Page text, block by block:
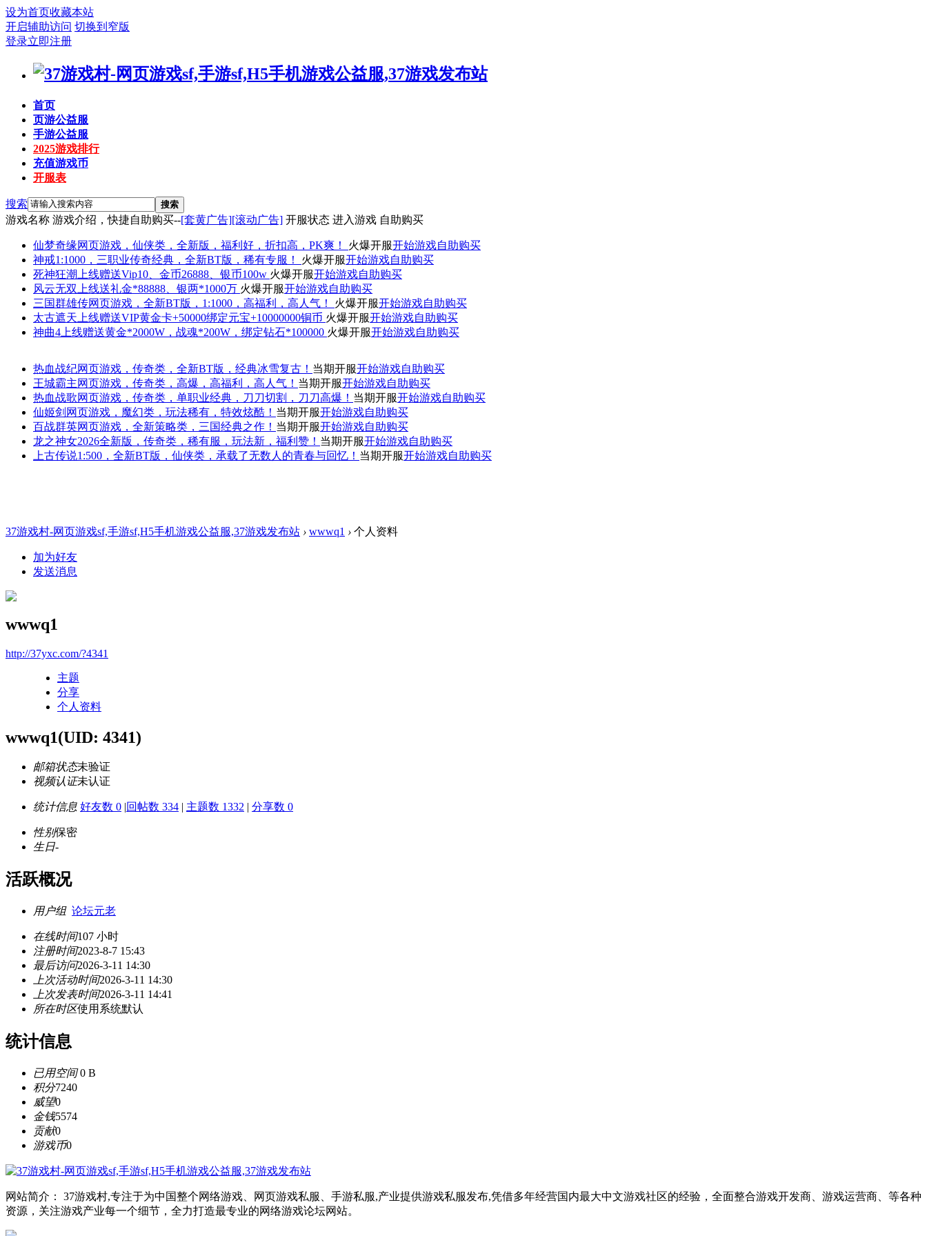
设为首页收藏本站
开启辅助访问 切换到窄版
登录立即注册
首页
页游公益服
手游公益服
2025游戏排行
充值游戏币
开服表
搜索 搜索
游戏名称 游戏介绍，快捷自助购买--[套黄广告][滚动广告] 开服状态 进入游戏 自助购买
仙梦奇缘网页游戏，仙侠类，全新版，福利好，折扣高，PK爽！ 火爆开服开始游戏自助购买
神戒1:1000，三职业传奇经典，全新BT版，稀有专服！ 火爆开服开始游戏自助购买
死神狂潮 上线赠送Vip10、金币26888、银币100w 火爆开服开始游戏自助购买
风云无双 上线送礼金*88888、银两*1000万 火爆开服开始游戏自助购买
三国群雄传网页游戏，全新BT版，1:1000，高福利，高人气！ 火爆开服开始游戏自助购买
太古遮天 上线赠送VIP黄金卡+50000绑定元宝+10000000铜币 火爆开服开始游戏自助购买
神曲4 上线赠送黄金*2000W，战魂*200W，绑定钻石*100000 火爆开服开始游戏自助购买
热血战纪网页游戏，传奇类，全新BT版，经典冰雪复古！ 当期开服开始游戏自助购买
王城霸主网页游戏，传奇类，高爆，高福利，高人气！ 当期开服开始游戏自助购买
热血战歌网页游戏，传奇类，单职业经典，刀刀切割，刀刀高爆！ 当期开服开始游戏自助购买
仙姬剑 网页游戏，魔幻类，玩法稀有，特效炫酷！ 当期开服开始游戏自助购买
百战群英网页游戏，全新策略类，三国经典之作！ 当期开服开始游戏自助购买
龙之神女2026全新版，传奇类，稀有服，玩法新，福利赞！ 当期开服开始游戏自助购买
上古传说1:500，全新BT版，仙侠类，承载了无数人的青春与回忆！ 当期开服开始游戏自助购买
37游戏村-网页游戏sf,手游sf,H5手机游戏公益服,37游戏发布站 › wwwq1 › 个人资料
加为好友
发送消息
wwwq1
http://37yxc.com/?4341
主题
分享
个人资料
wwwq1(UID: 4341)
邮箱状态未验证
视频认证未认证
统计信息 好友数 0 |回帖数 334 | 主题数 1332 | 分享数 0
性别保密
生日-
活跃概况
用户组 论坛元老
在线时间107 小时
注册时间2023-8-7 15:43
最后访问2026-3-11 14:30
上次活动时间2026-3-11 14:30
上次发表时间2026-3-11 14:41
所在时区使用系统默认
统计信息
已用空间0 B
积分7240
威望0
金钱5574
贡献0
游戏币0
网站简介： 37游戏村,专注于为中国整个网络游戏、网页游戏私服、手游私服,产业提供游戏私服发布,凭借多年经营国内最大中文游戏社区的经验，全面整合游戏开发商、游戏运营商、等各种
资源，关注游戏产业每一个细节，全力打造最专业的网络游戏论坛网站。